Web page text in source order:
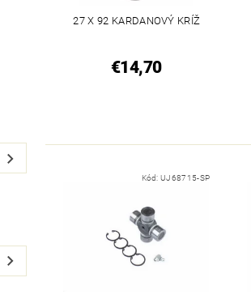
27 X 92 KARDANOVÝ KRÍŽ
€14,70
Kód:UJ68715-SP